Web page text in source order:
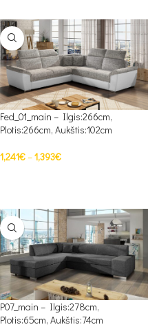
Fed_01_main – Ilgis:266cm,
Plotis:266cm, Aukštis:102cm
1,241€–1,393€
P07_main – Ilgis:278cm,
Plotis:65cm, Aukštis:74cm